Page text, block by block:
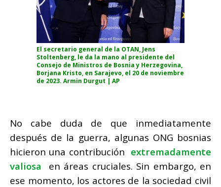
El secretario general de la OTAN, Jens
Stoltenberg, le da la mano al presidente del
Consejo de Ministros de Bosnia y Herzegovina,
Borjana Kristo, en Sarajevo, el 20 de noviembre
de 2023. Armin Durgut | AP
No cabe duda de que inmediatamente
después de la guerra, algunas ONG bosnias
hicieron una contribución extremadamente
valiosa en áreas cruciales. Sin embargo, en
ese momento, los actores de la sociedad civil